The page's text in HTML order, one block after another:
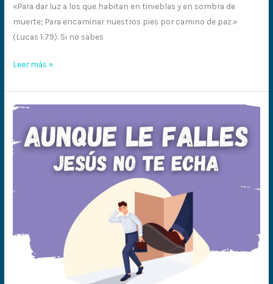
«Para dar luz a los que habitan en tinieblas y en sombra de
muerte; Para encaminar nuestros pies por camino de paz.»
(Lucas 1:79). Si no sabes
Leer más »
No
echa,
no